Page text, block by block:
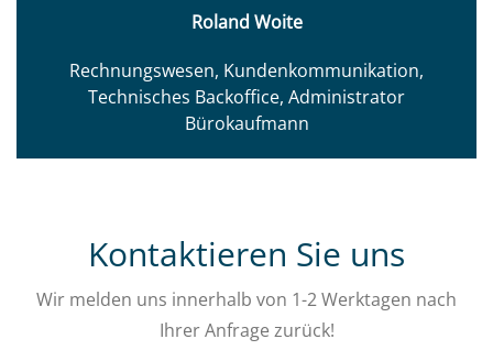
Roland Woite
Rechnungswesen, Kundenkommunikation,
Technisches Backoffice, Administrator
Bürokaufmann
Kontaktieren Sie uns
Wir melden uns innerhalb von 1-2 Werktagen nach
Ihrer Anfrage zurück!